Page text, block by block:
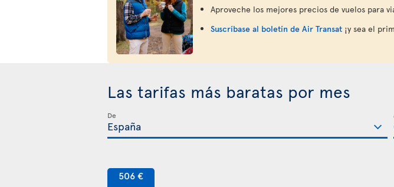
Aproveche los mejores precios de vuelos para
Suscríbase al boletín de Air Transat ¡y sea el
Las tarifas más baratas por mes
De
506 €